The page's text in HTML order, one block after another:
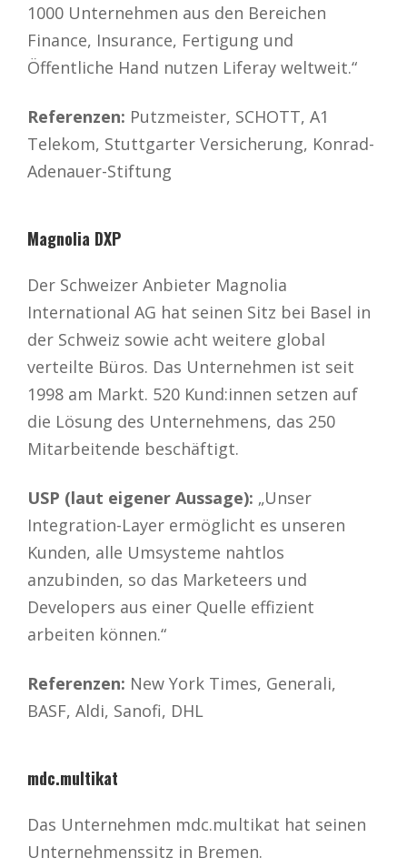
1000 Unternehmen aus den Bereichen
Finance, Insurance, Fertigung und
Öffentliche Hand nutzen Liferay weltweit.“
Referenzen: Putzmeister, SCHOTT, A1
Telekom, Stuttgarter Versicherung, Konrad-
Adenauer-Stiftung
Magnolia DXP
Der Schweizer Anbieter Magnolia
International AG hat seinen Sitz bei Basel in
der Schweiz sowie acht weitere global
verteilte Büros. Das Unternehmen ist seit
1998 am Markt. 520 Kund:innen setzen auf
die Lösung des Unternehmens, das 250
Mitarbeitende beschäftigt.
USP (laut eigener Aussage): „Unser
Integration-Layer ermöglicht es unseren
Kunden, alle Umsysteme nahtlos
anzubinden, so das Marketeers und
Developers aus einer Quelle effizient
arbeiten können.“
Referenzen: New York Times, Generali,
BASF, Aldi, Sanofi, DHL
mdc.multikat
Das Unternehmen mdc.multikat hat seinen
Unternehmenssitz in Bremen.